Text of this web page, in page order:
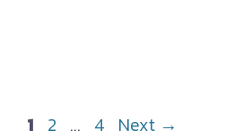
Page
1 Page
2 … Page
4 Next →